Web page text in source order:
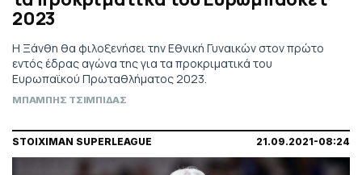
2023
Η Ξάνθη θα φιλοξενήσει την Εθνική Γυναικών στον πρώτο
εντός έδρας αγώνα της για τα προκριματικά του
Ευρωπαϊκού Πρωταθλήματος 2023.
ΜΠΑΜΠΗΣ ΤΣΙΜΠΙΔΑΣ
STOIXIMAN SUPERLEAGUE 21.09.2021-08:24